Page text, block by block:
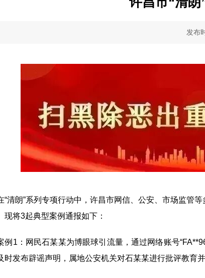
发布
朗”系列专项行动中，许昌市网信、公安、市场监管等
现将3起典型案例通报如下：
：网民石某某为博眼球引流量，通过网络账号
时发布辟谣声明，属地公安机关对石某某进行批评教育